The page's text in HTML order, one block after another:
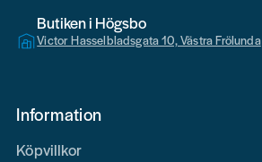
Butiken i Högsbo
Victor Hasselbladsgata 10, Västra Frölunda
Information
Köpvillkor